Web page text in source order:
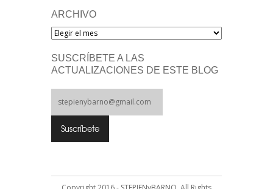
ARCHIVO
Archivo
SUSCRÍBETE A LAS
ACTUALIZACIONES DE ESTE BLOG